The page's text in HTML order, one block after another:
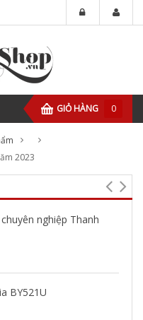
GIỎ HÀNG 0
2023
nghiệp Thanh
BY521U